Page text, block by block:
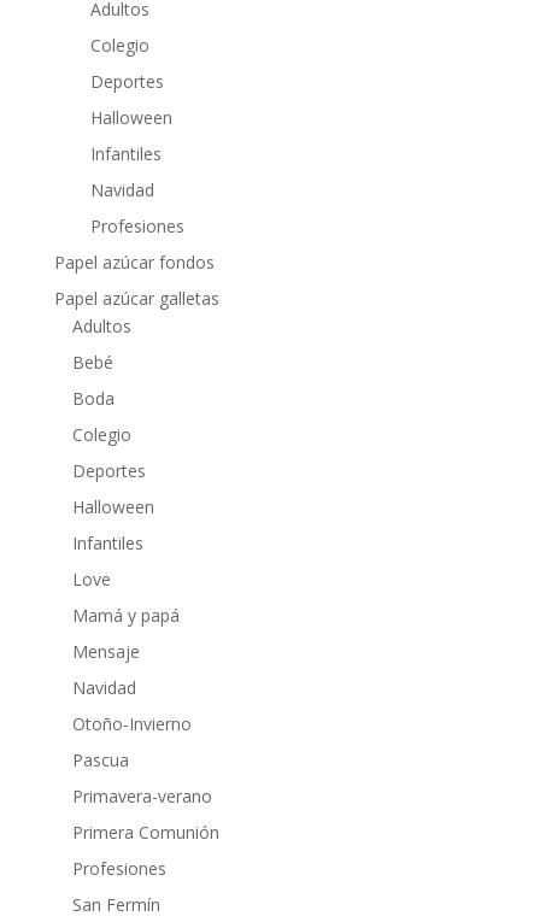
Adultos
Colegio
Deportes
Halloween
Infantiles
Navidad
Profesiones
Papel azúcar fondos
Papel azúcar galletas
Adultos
Bebé
Boda
Colegio
Deportes
Halloween
Infantiles
Love
Mamá y papá
Mensaje
Navidad
Otoño-Invierno
Pascua
Primavera-verano
Primera Comunión
Profesiones
San Fermín